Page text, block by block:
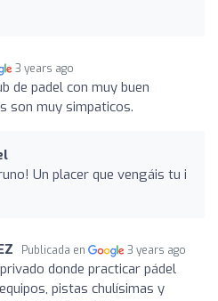
3 years ago
de padel con muy buen
son muy simpaticos.
Un placer que vengáis tu i
Publicada en 3 years ago
donde practicar pádel
pistas chulísimas y